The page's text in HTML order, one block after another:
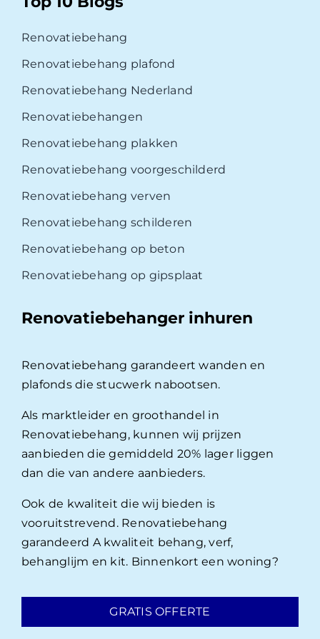
Renovatiebehang
Renovatiebehang plafond
Renovatiebehang Nederland
Renovatiebehangen
Renovatiebehang plakken
Renovatiebehang voorgeschilderd
Renovatiebehang verven
Renovatiebehang schilderen
Renovatiebehang op beton
Renovatiebehang op gipsplaat
Renovatiebehanger inhuren
Renovatiebehang garandeert wanden en
plafonds die stucwerk nabootsen.
Als marktleider en groothandel in
Renovatiebehang, kunnen wij prijzen
aanbieden die gemiddeld 20% lager liggen
dan die van andere aanbieders.
Ook de kwaliteit die wij bieden is
vooruitstrevend. Renovatiebehang
garandeerd A kwaliteit behang, verf,
behanglijm en kit. Binnenkort een woning?
GRATIS OFFERTE